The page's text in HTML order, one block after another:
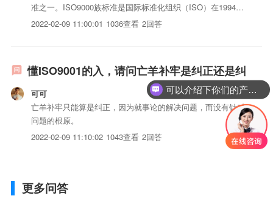
准之一。ISO9000族标准是国际标准化组织（ISO）在1994年
提出的概念，是指“由ISO/TC176（国际标准化组织质量管理和
2022-02-09 11:00:01 1036查看 2回答
懂ISO9001的入，请问亡羊补牢是纠正还是纠
可可
亡羊补牢只能算是纠正，因为就事论的解决问题，而没有针对
问题的根原。
2022-02-09 11:10:02 1043查看 2回答
更多问答
可以介绍下你们的产品么？